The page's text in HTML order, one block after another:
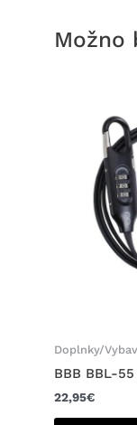
Možno
Doplnky/
BBB BBL-
22,95€